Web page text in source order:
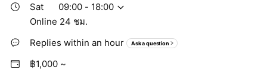
Sat
09:00 - 18:00
Online 24 ชม.
Replies within an hour
Ask a question
฿1,000 ~